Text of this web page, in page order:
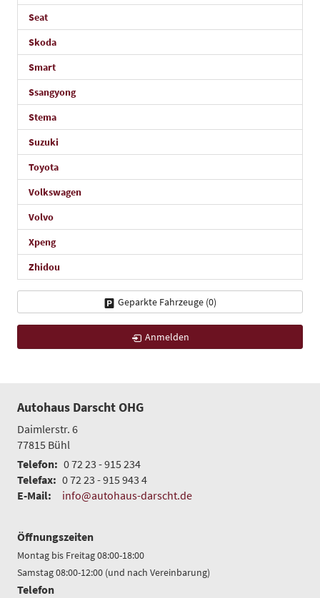
Seat
Skoda
Smart
Ssangyong
Stema
Suzuki
Toyota
Volkswagen
Volvo
Xpeng
Zhidou
Geparkte Fahrzeuge (0)
Anmelden
Autohaus Darscht OHG
Daimlerstr. 6
77815 Bühl
Telefon: 0 72 23 - 915 234
Telefax: 0 72 23 - 915 943 4
E-Mail:
info@autohaus-darscht.de
Öffnungszeiten
Montag bis Freitag 08:00-18:00
Samstag 08:00-12:00 (und nach Vereinbarung)
Telefon